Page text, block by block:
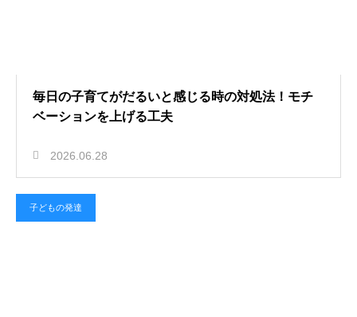
毎日の子育てがだるいと感じる時の対処法！モチ
ベーションを上げる工夫
2026.06.28
子どもの発達